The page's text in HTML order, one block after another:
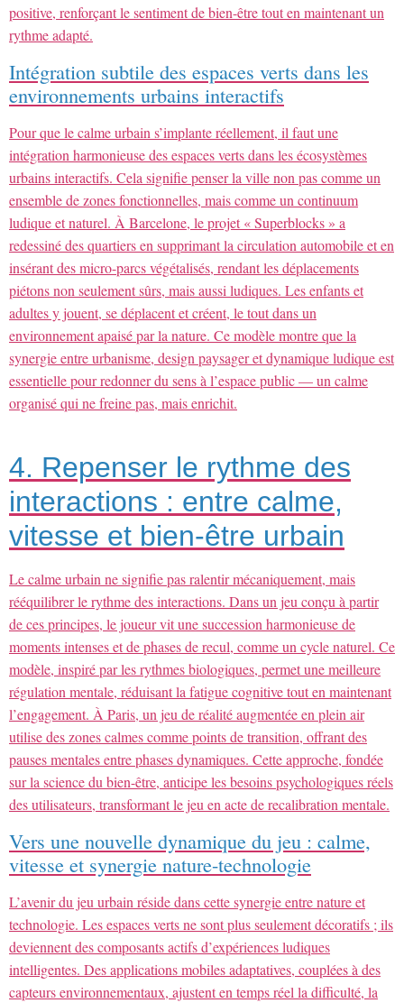
positive, renforçant le sentiment de bien-être tout en maintenant un
rythme adapté.
Intégration subtile des espaces verts dans les
environnements urbains interactifs
Pour que le calme urbain s’implante réellement, il faut une
intégration harmonieuse des espaces verts dans les écosystèmes
urbains interactifs. Cela signifie penser la ville non pas comme un
ensemble de zones fonctionnelles, mais comme un continuum
ludique et naturel. À Barcelone, le projet « Superblocks » a
redessiné des quartiers en supprimant la circulation automobile et en
insérant des micro-parcs végétalisés, rendant les déplacements
piétons non seulement sûrs, mais aussi ludiques. Les enfants et
adultes y jouent, se déplacent et créent, le tout dans un
environnement apaisé par la nature. Ce modèle montre que la
synergie entre urbanisme, design paysager et dynamique ludique est
essentielle pour redonner du sens à l’espace public — un calme
organisé qui ne freine pas, mais enrichit.
4. Repenser le rythme des
interactions : entre calme,
vitesse et bien-être urbain
Le calme urbain ne signifie pas ralentir mécaniquement, mais
rééquilibrer le rythme des interactions. Dans un jeu conçu à partir
de ces principes, le joueur vit une succession harmonieuse de
moments intenses et de phases de recul, comme un cycle naturel. Ce
modèle, inspiré par les rythmes biologiques, permet une meilleure
régulation mentale, réduisant la fatigue cognitive tout en maintenant
l’engagement. À Paris, un jeu de réalité augmentée en plein air
utilise des zones calmes comme points de transition, offrant des
pauses mentales entre phases dynamiques. Cette approche, fondée
sur la science du bien-être, anticipe les besoins psychologiques réels
des utilisateurs, transformant le jeu en acte de recalibration mentale.
Vers une nouvelle dynamique du jeu : calme,
vitesse et synergie nature-technologie
L’avenir du jeu urbain réside dans cette synergie entre nature et
technologie. Les espaces verts ne sont plus seulement décoratifs ; ils
deviennent des composants actifs d’expériences ludiques
intelligentes. Des applications mobiles adaptatives, couplées à des
capteurs environnementaux, ajustent en temps réel la difficulté, la